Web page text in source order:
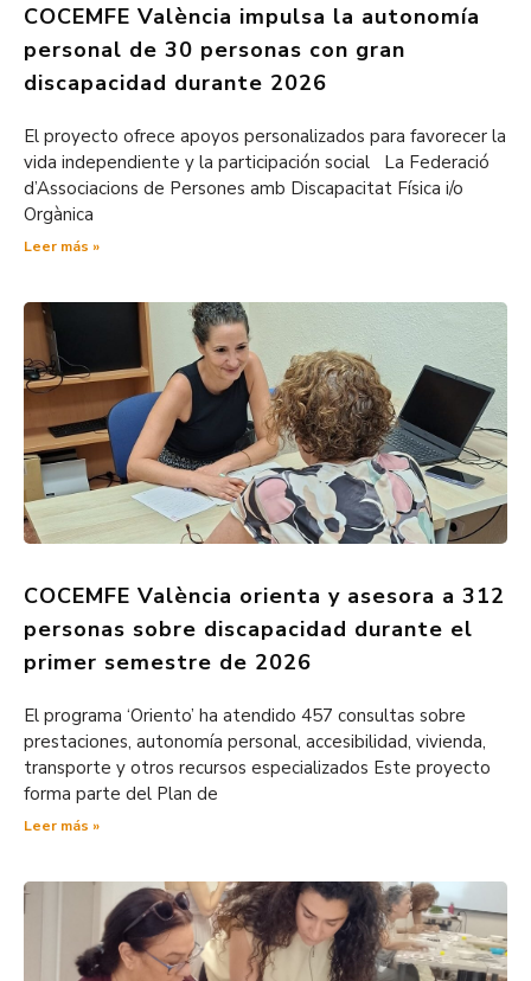
COCEMFE València impulsa la autonomía
personal de 30 personas con gran
discapacidad durante 2026
El proyecto ofrece apoyos personalizados para favorecer la
vida independiente y la participación social La Federació
d’Associacions de Persones amb Discapacitat Física i/o
Orgànica
Leer más »
COCEMFE València orienta y asesora a 312
personas sobre discapacidad durante el
primer semestre de 2026
El programa ‘Oriento’ ha atendido 457 consultas sobre
prestaciones, autonomía personal, accesibilidad, vivienda,
transporte y otros recursos especializados Este proyecto
forma parte del Plan de
Leer más »